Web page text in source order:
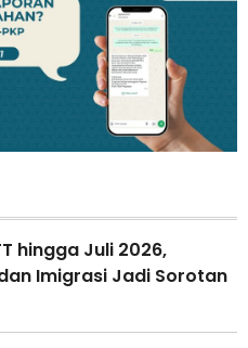
hingga Juli 2026,
Imigrasi Jadi Sorotan